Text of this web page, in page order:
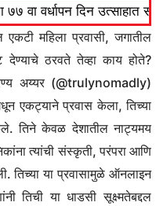
७७ वा वर्धापन दिन उत्साहात
एकटी महिला प्रवासी, जगातील
देण्याचे ठरवते तेव्हा काय होते?
शरण्य अय्यर (@trulynomadly)
एकट्याने प्रवास केला, तिच्या
तिने केवळ देशातील नाट्यमय
त्यांची संस्कृती, परंपरा आणि
तिच्या या प्रवासामुळे ऑनलाइन
तिची या धाडसी सूक्ष्मतेबद्दल